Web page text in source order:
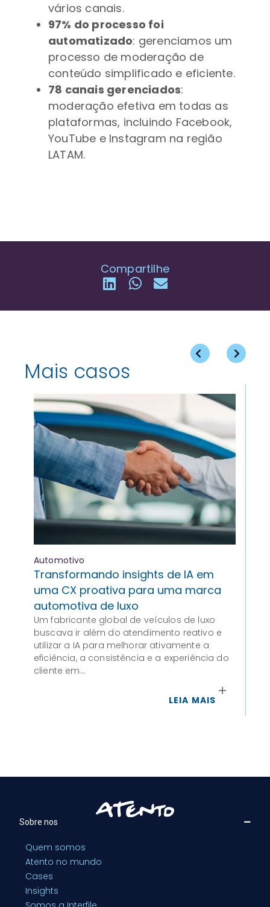
vários canais.
97% do processo foi
automatizado: gerenciamos um
processo de moderação de
conteúdo simplificado e eficiente.
78 canais gerenciados:
moderação efetiva em todas as
plataformas, incluindo Facebook,
YouTube e Instagram na região
LATAM.
Compartilhe
Mais casos
Automotivo
Transformando insights de IA em
uma CX proativa para uma marca
automotiva de luxo
Um fabricante global de veículos de luxo
buscava ir além do atendimento reativo e
utilizar a IA para melhorar ativamente a
eficiência, a consistência e a experiência do
cliente em…
LEIA MAIS
Sobre nos
Quem somos
Atento no mundo
Cases
Insights